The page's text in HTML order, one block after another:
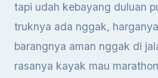
tapi udah kebayang duluan
truknya ada nggak,
barangnya aman nggak di
rasanya kayak mau